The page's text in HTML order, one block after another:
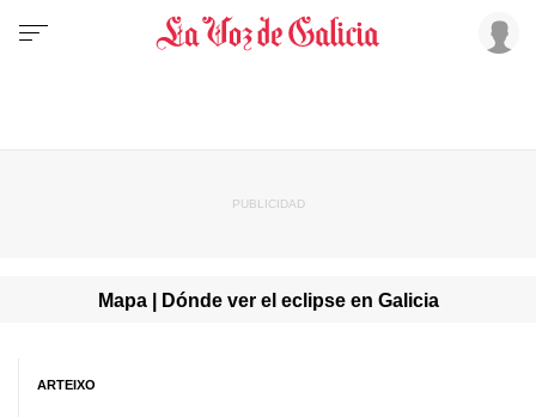
Mapa | Dónde ver el eclipse en Galicia
ARTEIXO